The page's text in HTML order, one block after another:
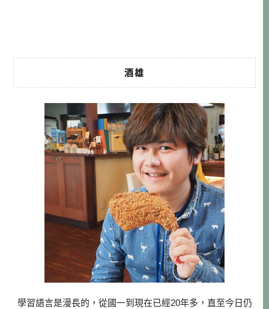
酒雄
學習語言是漫長的，從國一到現在已經20年多，直至今日仍